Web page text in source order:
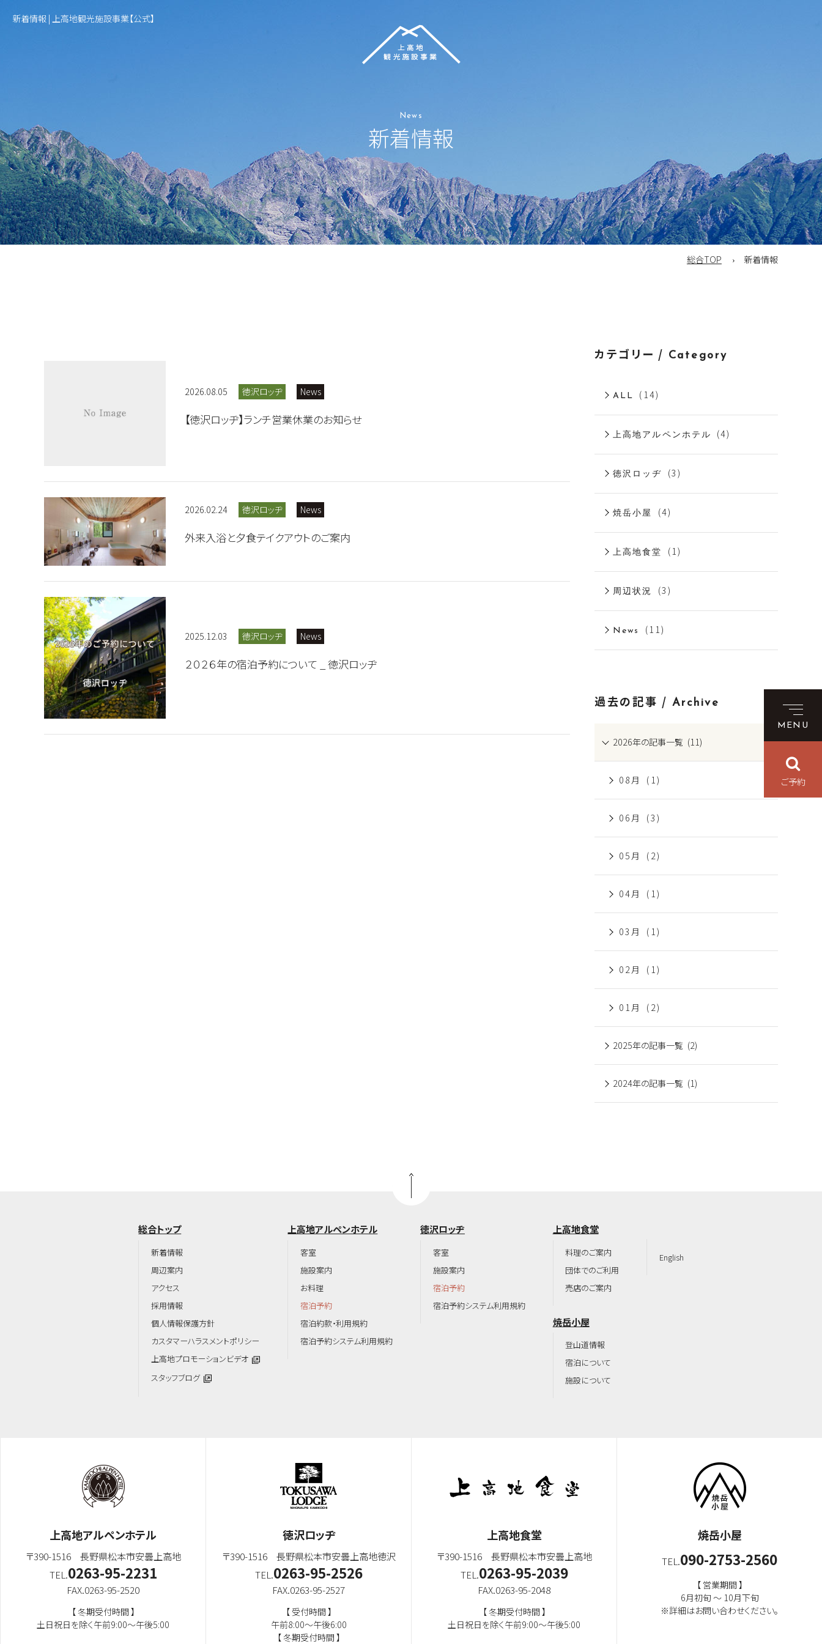
新着情報 | 上高地観光施設事業【公式】
News
新着情報
MENU
ご予約
総合TOP 新着情報
2026.08.05 徳沢ロッヂ News
【徳沢ロッヂ】ランチ営業休業のお知らせ
2026.02.24 徳沢ロッヂ News
外来入浴と夕食テイクアウトのご案内
2025.12.03 徳沢ロッヂ News
２０２６年の宿泊予約について _ 徳沢ロッヂ
カテゴリー / Category
ALL (14)
上高地アルペンホテル (4)
徳沢ロッヂ (3)
焼岳小屋 (4)
上高地食堂 (1)
周辺状況 (3)
News (11)
過去の記事 / Archive
2026年の記事一覧 (11)
08月 (1)
06月 (3)
05月 (2)
04月 (1)
03月 (1)
02月 (1)
01月 (2)
2025年の記事一覧 (2)
2024年の記事一覧 (1)
総合トップ
新着情報
周辺案内
アクセス
採用情報
個人情報保護方針
カスタマーハラスメントポリシー
上高地プロモーションビデオ
スタッフブログ
上高地アルペンホテル
客室
施設案内
お料理
宿泊予約
宿泊約款・利用規約
宿泊予約システム利用規約
徳沢ロッヂ
客室
施設案内
宿泊予約
宿泊予約システム利用規約
上高地食堂
料理のご案内
団体でのご利用
売店のご案内
焼岳小屋
登山道情報
宿泊について
施設について
English
上高地アルペンホテル
〒390-1516 長野県松本市安曇上高地
TEL.0263-95-2231
FAX.0263-95-2520
【 冬期受付時間 】
土日祝日を除く午前9:00～午後5:00
徳沢ロッヂ
〒390-1516 長野県松本市安曇上高地徳沢
TEL.0263-95-2526
FAX.0263-95-2527
【 受付時間 】
午前8:00～午後6:00
【 冬期受付時間 】
上高地食堂
〒390-1516 長野県松本市安曇上高地
TEL.0263-95-2039
FAX.0263-95-2048
【 冬期受付時間 】
土日祝日を除く午前9:00～午後5:00
焼岳小屋
TEL.090-2753-2560
【 営業期間 】
6月初旬 ～ 10月下旬
※詳細はお問い合わせください。